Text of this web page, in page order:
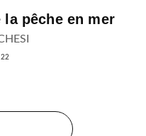
pêche en mer